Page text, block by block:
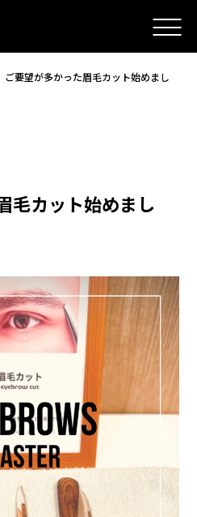
ご要望が多かった眉毛カット始めまし
毛カット始めまし